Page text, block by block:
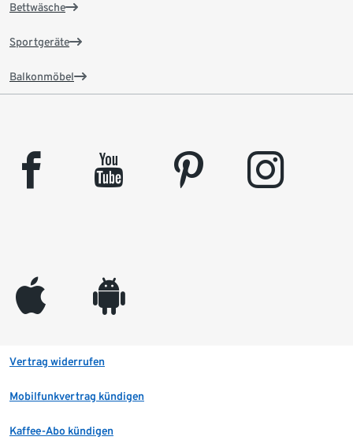
Bettwäsche
Sportgeräte
Balkonmöbel
facebook youtube pinterest instagram
appleinc android
Vertrag widerrufen
Mobilfunkvertrag kündigen
Kaffee-Abo kündigen